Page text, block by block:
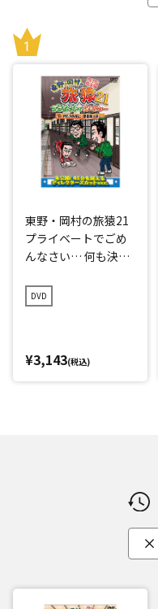
東野・岡村の旅猿21
プライベートでごめ
んなさい… 何も決め
ミアム完全版
DVD
¥3,143(税込)